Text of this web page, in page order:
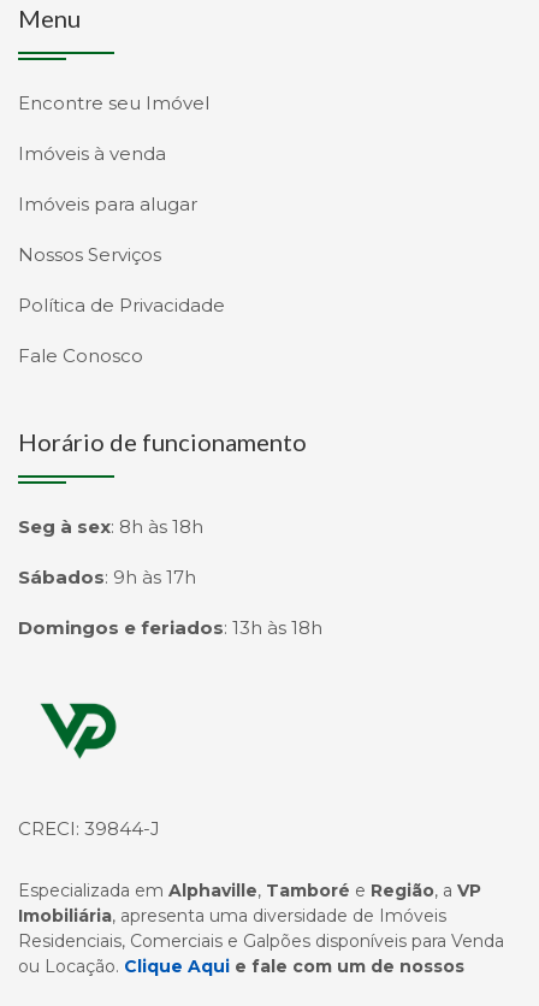
Menu
Encontre seu Imóvel
Imóveis à venda
Imóveis para alugar
Nossos Serviços
Política de Privacidade
Fale Conosco
Horário de funcionamento
Seg à sex: 8h às 18h
Sábados: 9h às 17h
Domingos e feriados: 13h às 18h
Página inicial
CRECI: 39844-J
Especializada em Alphaville, Tamboré e Região, a VP
Imobiliária, apresenta uma diversidade de Imóveis
Residenciais, Comerciais e Galpões disponíveis para Venda
ou Locação. Clique Aqui e fale com um de nossos